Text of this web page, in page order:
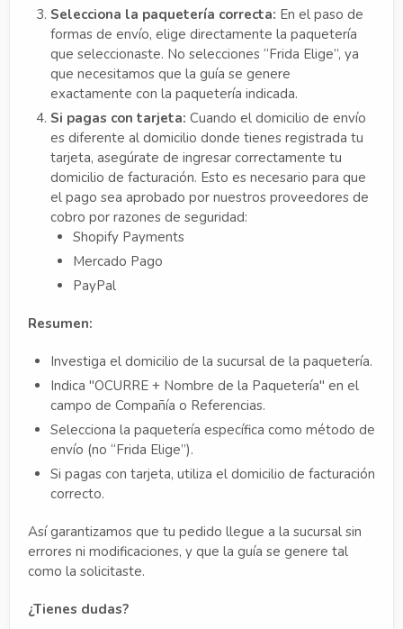
Selecciona la paquetería correcta: En el paso de
formas de envío, elige directamente la paquetería
que seleccionaste. No selecciones “Frida Elige”, ya
que necesitamos que la guía se genere
exactamente con la paquetería indicada.
Si pagas con tarjeta: Cuando el domicilio de envío
es diferente al domicilio donde tienes registrada tu
tarjeta, asegúrate de ingresar correctamente tu
domicilio de facturación. Esto es necesario para que
el pago sea aprobado por nuestros proveedores de
cobro por razones de seguridad:
Shopify Payments
Mercado Pago
PayPal
Resumen:
Investiga el domicilio de la sucursal de la paquetería.
Indica "OCURRE + Nombre de la Paquetería" en el
campo de Compañía o Referencias.
Selecciona la paquetería específica como método de
envío (no “Frida Elige”).
Si pagas con tarjeta, utiliza el domicilio de facturación
correcto.
Así garantizamos que tu pedido llegue a la sucursal sin
errores ni modificaciones, y que la guía se genere tal
como la solicitaste.
¿Tienes dudas?